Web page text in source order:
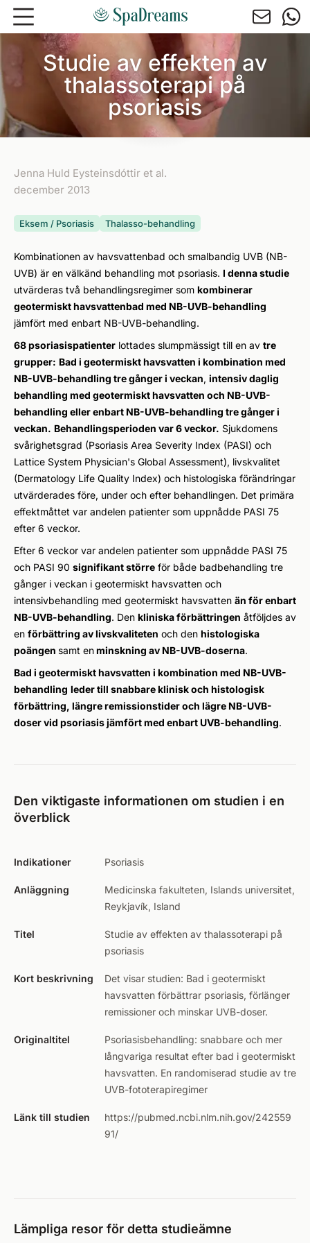
Hoppa till huvudinnehåll
Studie av effekten av
thalassoterapi på
psoriasis
Jenna Huld Eysteinsdóttir et al.
december 2013
Eksem / Psoriasis Thalasso-behandling
Kombinationen av havsvattenbad och smalbandig UVB (NB-
UVB) är en välkänd behandling mot psoriasis. I denna studie
utvärderas två behandlingsregimer som kombinerar
geotermiskt havsvattenbad med NB-UVB-behandling
jämfört med enbart NB-UVB-behandling.
68 psoriasispatienter lottades slumpmässigt till en av tre
grupper: Bad i geotermiskt havsvatten i kombination med
NB-UVB-behandling tre gånger i veckan, intensiv daglig
behandling med geotermiskt havsvatten och NB-UVB-
behandling eller enbart NB-UVB-behandling tre gånger i
veckan. Behandlingsperioden var 6 veckor. Sjukdomens
svårighetsgrad (Psoriasis Area Severity Index (PASI) och
Lattice System Physician's Global Assessment), livskvalitet
(Dermatology Life Quality Index) och histologiska förändringar
utvärderades före, under och efter behandlingen. Det primära
effektmåttet var andelen patienter som uppnådde PASI 75
efter 6 veckor.
Efter 6 veckor var andelen patienter som uppnådde PASI 75
och PASI 90 signifikant större för både badbehandling tre
gånger i veckan i geotermiskt havsvatten och
intensivbehandling med geotermiskt havsvatten än för enbart
NB-UVB-behandling. Den kliniska förbättringen åtföljdes av
en förbättring av livskvaliteten och den histologiska
poängen samt enminskning av NB-UVB-doserna.
Bad i geotermiskt havsvatten i kombination med NB-UVB-
behandling leder till snabbare klinisk och histologisk
förbättring, längre remissionstider och lägre NB-UVB-
doser vid psoriasis jämfört med enbart UVB-behandling.
Den viktigaste informationen om studien i en
överblick
Indikationer Psoriasis
Anläggning
Medicinska fakulteten, Islands universitet,
Reykjavík, Island
Titel
Studie av effekten av thalassoterapi på
psoriasis
Kort beskrivning
Det visar studien: Bad i geotermiskt
havsvatten förbättrar psoriasis, förlänger
remissioner och minskar UVB-doser.
Originaltitel
Psoriasisbehandling: snabbare och mer
långvariga resultat efter bad i geotermiskt
havsvatten. En randomiserad studie av tre
UVB-fototerapiregimer
Länk till studien
https://pubmed.ncbi.nlm.nih.gov/242559
91/
Lämpliga resor för detta studieämne